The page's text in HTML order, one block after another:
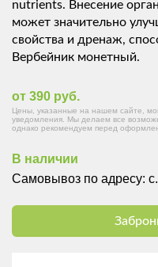
nutrients. Внесение
может значительно
свойства и дренаж,
Вербейник монетный.
от 390 руб.
Цены, указанные на нашем сайте,
уведомления. Мы делаем все
однако рекомендуем перед
В наличии
Самовывоз по адресу: